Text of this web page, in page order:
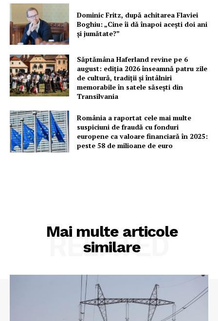
Dominic Fritz, după achitarea Flaviei
Boghiu: „Cine îi dă înapoi aceşti doi ani
şi jumătate?”
Săptămâna Haferland revine pe 6
august: ediția 2026 înseamnă patru zile
de cultură, tradiții și întâlniri
memorabile în satele săsești din
Transilvania
România a raportat cele mai multe
suspiciuni de fraudă cu fonduri
europene ca valoare financiară în 2025:
peste 58 de milioane de euro
Mai multe articole
similare
RELATED